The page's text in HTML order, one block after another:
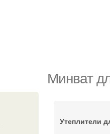
Минват
Утеплители